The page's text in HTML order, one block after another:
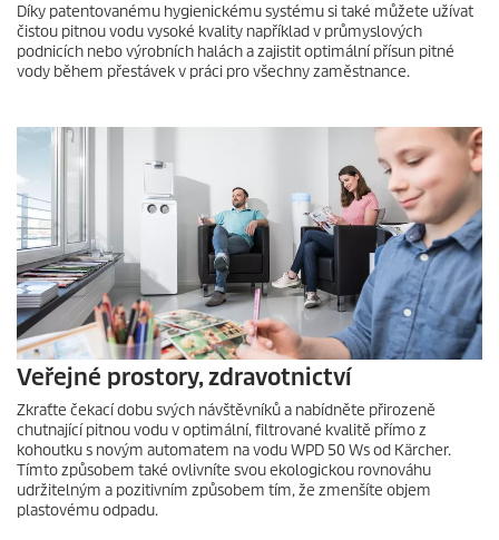
Díky patentovanému hygienickému systému si také můžete užívat
čistou pitnou vodu vysoké kvality například v průmyslových
podnicích nebo výrobních halách a zajistit optimální přísun pitné
vody během přestávek v práci pro všechny zaměstnance.
Veřejné prostory, zdravotnictví
Zkraťte čekací dobu svých návštěvníků a nabídněte přirozeně
chutnající pitnou vodu v optimální, filtrované kvalitě přímo z
kohoutku s novým automatem na vodu WPD 50 Ws od Kärcher.
Tímto způsobem také ovlivníte svou ekologickou rovnováhu
udržitelným a pozitivním způsobem tím, že zmenšíte objem
plastovému odpadu.